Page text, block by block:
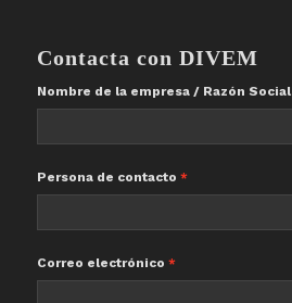
Contacta con DIVEM
Nombre de la empresa / Razón Social
Persona de contacto
Correo electrónico